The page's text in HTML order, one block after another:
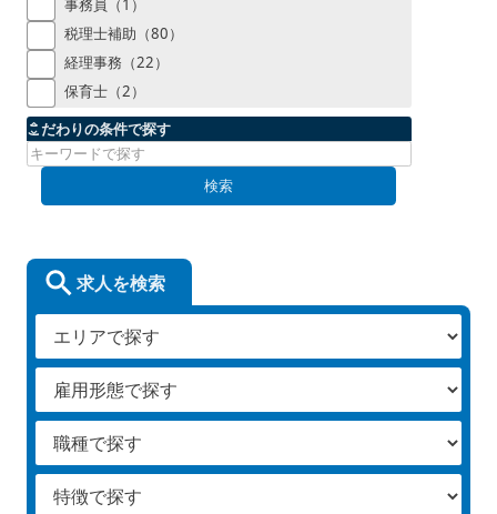
事務員（1）
税理士補助（80）
経理事務（22）
保育士（2）
こだわりの条件で探す
検索
求人を検索